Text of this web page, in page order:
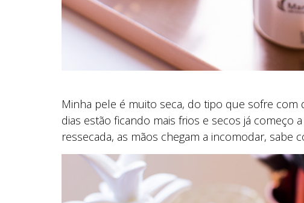
Minha pele é muito seca, do tipo que sofre
dias estão ficando mais frios e secos já começo
ressecada, as mãos chegam a incomodar, sabe